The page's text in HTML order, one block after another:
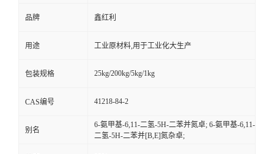
品牌 鑫红利
用途 工业原材料,用于工业化大生产
包装规格 25kg/200kg/5kg/1kg
CAS编号 41218-84-2
别名
6-氨甲基-6,11-二氢-5H-二苯并氮卓; 6-氨甲基-6,11-
二氢-5H-二苯并[B,E]氮杂卓;